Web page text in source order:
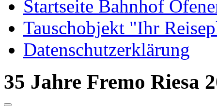
Startseite Bahnhof
Tauschobjekt "Ihr
Datenschutzerklärung
35 Jahre Fremo Riesa